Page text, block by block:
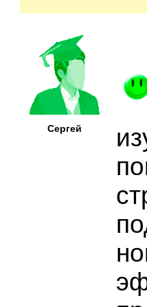
Сергей